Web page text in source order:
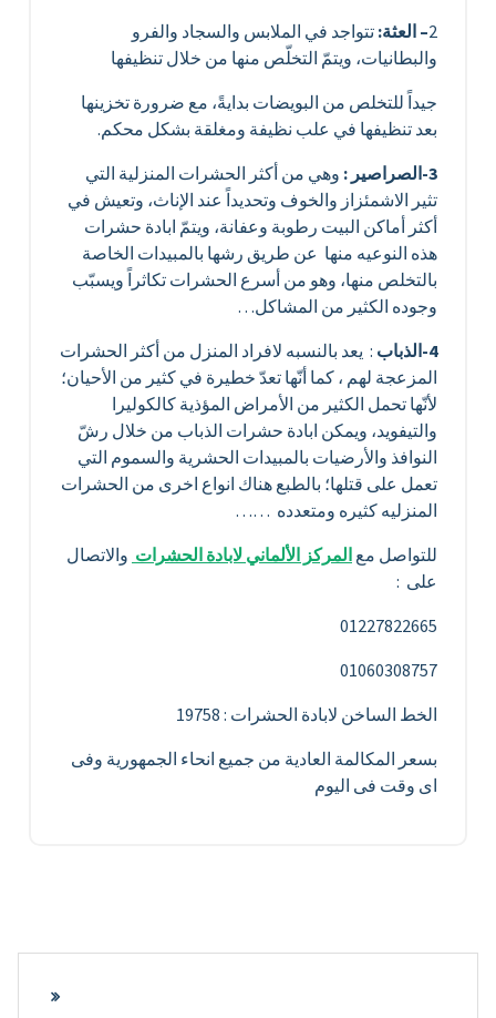
– العثة:تتواجد في الملابس والسجاد والفرو
والبطانيات، ويتمّ التخلّص منها من خلال تنظيفها
جيداً للتخلص من البويضات بدايةً، مع ضرورة تخزينها
بعد تنظيفها في علب نظيفة ومغلقة بشكل محكم.
وهي من أكثر الحشرات المنزلية التي
تثير الاشمئزاز والخوف وتحديداً عند الإناث، وتعيش في
أكثر أماكن البيت رطوبة وعفانة، ويتمّ ابادة حشرات
هذه النوعيه منها عن طريق رشها بالمبيدات الخاصة
بالتخلص منها، وهو من أسرع الحشرات تكاثراً ويسبّب
وجوده الكثير من المشاكل…
4-الذباب
: يعد بالنسبه لافراد المنزل من أكثر الحشرات
المزعجة لهم ، كما أنّها تعدّ خطيرة في كثير من الأحيان؛
لأنّها تحمل الكثير من الأمراض المؤذية كالكوليرا
والتيفويد، ويمكن ابادة حشرات الذباب من خلال رشّ
النوافذ والأرضيات بالمبيدات الحشرية والسموم التي
تعمل على قتلها؛ بالطبع هناك انواع اخرى من الحشرات
المنزليه كثيره ومتعدده ……
للتواصل معالمركز الألماني لابادة الحشراتوالاتصال
على :
01227822665
01060308757
الخط الساخن لابادة الحشرات : 19758
بسعر المكالمة العادية من جميع انحاء الجمهورية وفى
اى وقت فى اليوم